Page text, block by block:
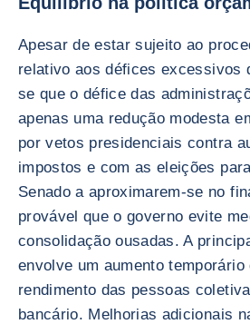
Apesar de estar sujeito ao
relativo aos défices excessivos
se que o défice das
apenas uma redução modesta
por vetos presidenciais contra
impostos e com as eleições
Senado a aproximarem-se no
provável que o governo evite
consolidação ousadas. A
envolve um aumento
rendimento das pessoas
bancário. Melhorias adicionais